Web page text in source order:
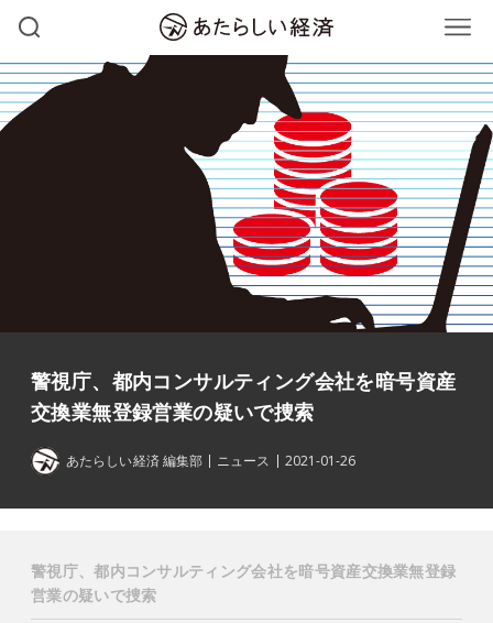
警視庁、都内コンサルティング会社を暗号資産
交換業無登録営業の疑いで捜索
あたらしい経済 編集部 ニュース 2021-01-26
警視庁、都内コンサルティング会社を暗号資産交換業無登録
営業の疑いで捜索